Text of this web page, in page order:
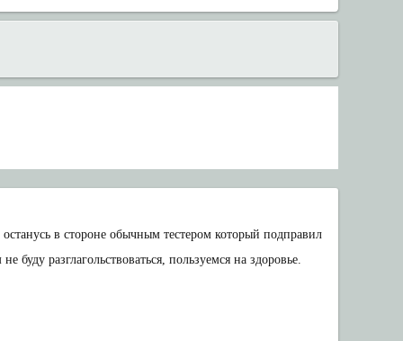
в стороне обычным тестером который подправил
разглагольствоваться, пользуемся на здоровье.